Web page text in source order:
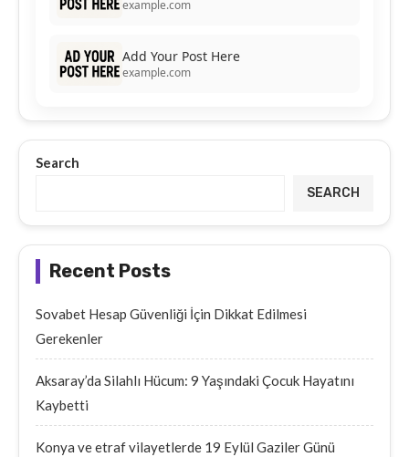
example.com
Add Your Post Here
example.com
Search
SEARCH
Recent Posts
Sovabet Hesap Güvenliği İçin Dikkat Edilmesi
Gerekenler
Aksaray’da Silahlı Hücum: 9 Yaşındaki Çocuk Hayatını
Kaybetti
Konya ve etraf vilayetlerde 19 Eylül Gaziler Günü